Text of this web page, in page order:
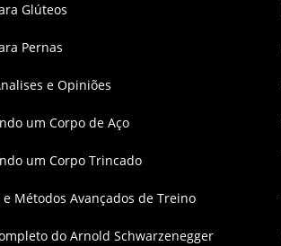
Glúteos
Pernas
e Opiniões
um Corpo de Aço
um Corpo Trincado
e Métodos Avançados de Treino
do Arnold Schwarzenegger